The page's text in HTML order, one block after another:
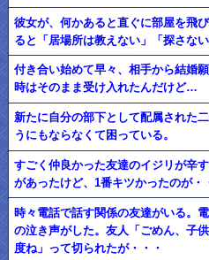
彼女が、何かあると直ぐに部屋を飛
ると「居場所は教えない」「探さな
付き合い始めて早々、相手から結婚
時はそのまま受け入れたんだけど…
新たに自分の部下として配属された
うにもならなくて困っている。
すごく仲良かった友達のイジリが辛
があったけど、1番キツかったのが・
時々電話で話す関係の友達がいる。
の泣き声がした。友人「ごめん、子
度ね」って切られたが・・・